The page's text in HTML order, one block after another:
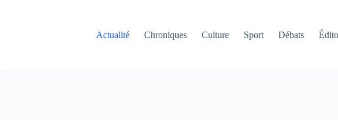
Actualité
Chroniques Culture Sport Débats